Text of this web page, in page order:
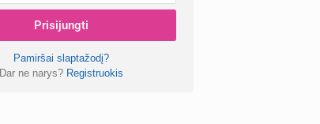
Prisijungti
Pamiršai slaptažodį?
Dar ne narys? Registruokis